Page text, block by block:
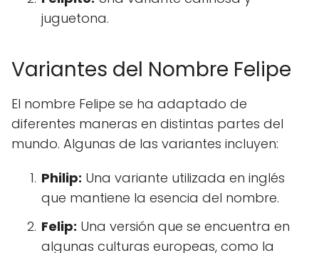
juguetona.
Variantes del Nombre Felipe
El nombre Felipe se ha adaptado de
diferentes maneras en distintas partes del
mundo. Algunas de las variantes incluyen:
Philip: Una variante utilizada en inglés
que mantiene la esencia del nombre.
Felip: Una versión que se encuentra en
algunas culturas europeas, como la